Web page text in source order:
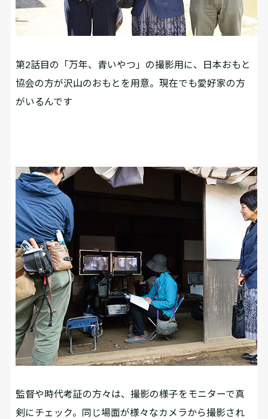
第2話目の「万年、青いやつ」の撮影用に、日本おもと
協会の方が沢山のおもとを用意。現在でも愛好家の方
がいるんです
監督や時代考証の方々は、撮影の様子をモニターで真
剣にチェック。同じ場面が様々なカメラから撮影され